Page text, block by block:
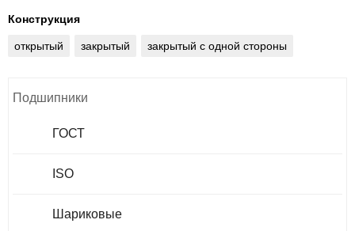
Конструкция
открытый закрытый закрытый с одной стороны
Подшипники
ГОСТ
ISO
Шариковые